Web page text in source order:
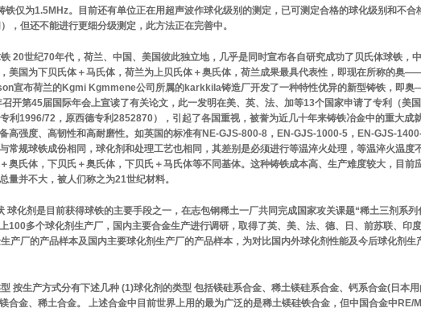
铁仅为1.5MHz。目前还有单位正在用超声波作球化级别的测定，已可测定合格的球化级别和不合
），但还不能进行更细分级测定，此方法正在完善中。
20世纪70年代，荷兰、中国、美国彼此独立地，几乎是同时宣布各自研究成功了贝氏体球铁，
美国为下贝氏体＋马氏体，荷兰为上贝氏体＋奥氏体，荷兰成果最具代表性，即现在所称的奥——
宣布荷兰的Kgmi Kgmmene公司所属的karkkila铸造厂开发了一种特性优异的新型铸铁，即
开第45届国际年会上宣读了有关论文，此一发明在美、英、法、加等13个国家申请了专利（美国
利1996/72，原西德专利2852870），引起了各国重视，被誉为近几十年来铸铁冶金中的重大成就
强度、高韧性和高耐磨性。如英国的标准有NE-GJS-800-8，EN-GJS-1000-5，EN-GJS-
规球铁成份相同，球化剂和处理工艺也相同，其差别是必须进行等温淬火处理，等温淬火温度
奥氏体，下贝氏＋奥氏体，下贝氏＋马氏体等不同基体。这种铸铁成本高、生产难度较大，目前
量并不大，被人们称之为21世纪材料。
球化剂是目前获得球铁的主要手段之一，在志包钢稀土一厂共同完成国家攻关课题“稀土三剂系列
100多个球化剂生产厂，国内主要合金生产进行调研，取得了英、美、法、德、日、前苏联、印
产厂的产品样本及国内主要球化剂生产厂的产品样本，为对比国内外球化剂性能及今后球化剂生
按生产方式分有下述几种 (1)球化剂的类型 包括镁硅系合金、稀土镁硅系合金、钙系合金(日本用
合金、稀土合金。 上述合金中目前世界上用的最为广泛的是稀土镁硅铁合金，但中国合金中RE/